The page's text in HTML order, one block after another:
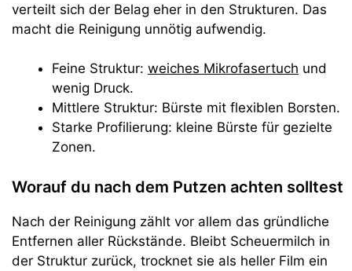
verteilt sich der Belag eher in den Strukturen. Das
macht die Reinigung unnötig aufwendig.
Feine Struktur: weiches Mikrofasertuch und
wenig Druck.
Mittlere Struktur: Bürste mit flexiblen Borsten.
Starke Profilierung: kleine Bürste für gezielte
Zonen.
Worauf du nach dem Putzen achten solltest
Nach der Reinigung zählt vor allem das gründliche
Entfernen aller Rückstände. Bleibt Scheuermilch in
der Struktur zurück, trocknet sie als heller Film ein